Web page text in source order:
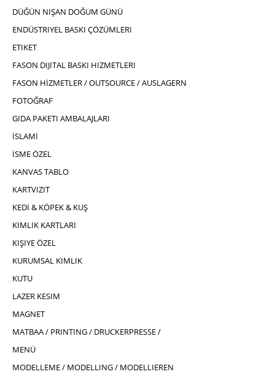
DÜĞÜN NIŞAN DOĞUM GÜNÜ
ENDÜSTRIYEL BASKI ÇÖZÜMLERI
ETIKET
FASON DIJITAL BASKI HIZMETLERI
FASON HİZMETLER / OUTSOURCE / AUSLAGERN
FOTOĞRAF
GIDA PAKETI AMBALAJLARI
İSLAMİ
İSME ÖZEL
KANVAS TABLO
KARTVIZIT
KEDİ & KÖPEK & KUŞ
KIMLIK KARTLARI
KIŞIYE ÖZEL
KURUMSAL KIMLIK
KUTU
LAZER KESIM
MAGNET
MATBAA / PRINTING / DRUCKERPRESSE /
MENÜ
MODELLEME / MODELLING / MODELLIEREN